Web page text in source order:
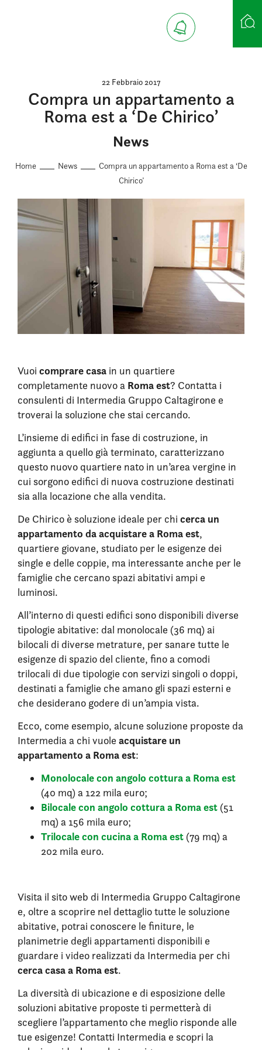
22 Febbraio 2017
Compra un appartamento a
Roma est a ‘De Chirico’
News
Home News
Compra un appartamento a Roma est a ‘De
Chirico’
Vuoi comprare casa in un quartiere
completamente nuovo a Roma est? Contatta i
consulenti di Intermedia Gruppo Caltagirone e
troverai la soluzione che stai cercando.
L’insieme di edifici in fase di costruzione, in
aggiunta a quello già terminato, caratterizzano
questo nuovo quartiere nato in un’area vergine in
cui sorgono edifici di nuova costruzione destinati
sia alla locazione che alla vendita.
De Chirico è soluzione ideale per chi cerca un
appartamento da acquistare a Roma est,
quartiere giovane, studiato per le esigenze dei
single e delle coppie, ma interessante anche per le
famiglie che cercano spazi abitativi ampi e
luminosi.
All’interno di questi edifici sono disponibili diverse
tipologie abitative: dal monolocale (36 mq) ai
bilocali di diverse metrature, per sanare tutte le
esigenze di spazio del cliente, fino a comodi
trilocali di due tipologie con servizi singoli o doppi,
destinati a famiglie che amano gli spazi esterni e
che desiderano godere di un’ampia vista.
Ecco, come esempio, alcune soluzione proposte da
Intermedia a chi vuole acquistare un
appartamento a Roma est:
Monolocale con angolo cottura a Roma est
(40 mq) a 122 mila euro;
Bilocale con angolo cottura a Roma est (51
mq) a 156 mila euro;
Trilocale con cucina a Roma est (79 mq) a
202 mila euro.
Visita il sito web di Intermedia Gruppo Caltagirone
e, oltre a scoprire nel dettaglio tutte le soluzione
abitative, potrai conoscere le finiture, le
planimetrie degli appartamenti disponibili e
guardare i video realizzati da Intermedia per chi
cerca casa a Roma est.
La diversità di ubicazione e di esposizione delle
soluzioni abitative proposte ti permetterà di
scegliere l’appartamento che meglio risponde alle
tue esigenze! Contatti Intermedia e scopri la